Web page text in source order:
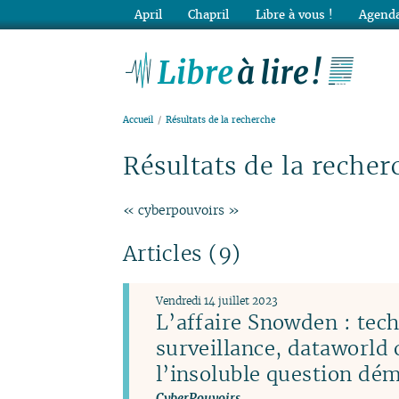
Accueil Résultats de la recherche
Résultats de la
« cyberpouvoirs »
Articles (9)
L’affaire Snowden :
surveillance, dataworld
l’insoluble question
Vendredi 14 juillet 2023
April Chapril Libre à vous !